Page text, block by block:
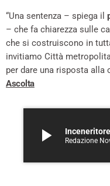
“Una sentenza – spiega il
– che fa chiarezza sulle
che si costruiscono in
invitiamo Città
per dare una risposta alla
Ascolta
play_arrow Redazione